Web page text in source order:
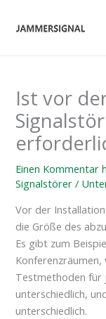
Inhalt
Ist vor
Einen Kommentar
Signalstörer /
Vor der
die Größe des
Es gibt zum
Testmethoden für
unterschiedlich,
unterschiedlich.